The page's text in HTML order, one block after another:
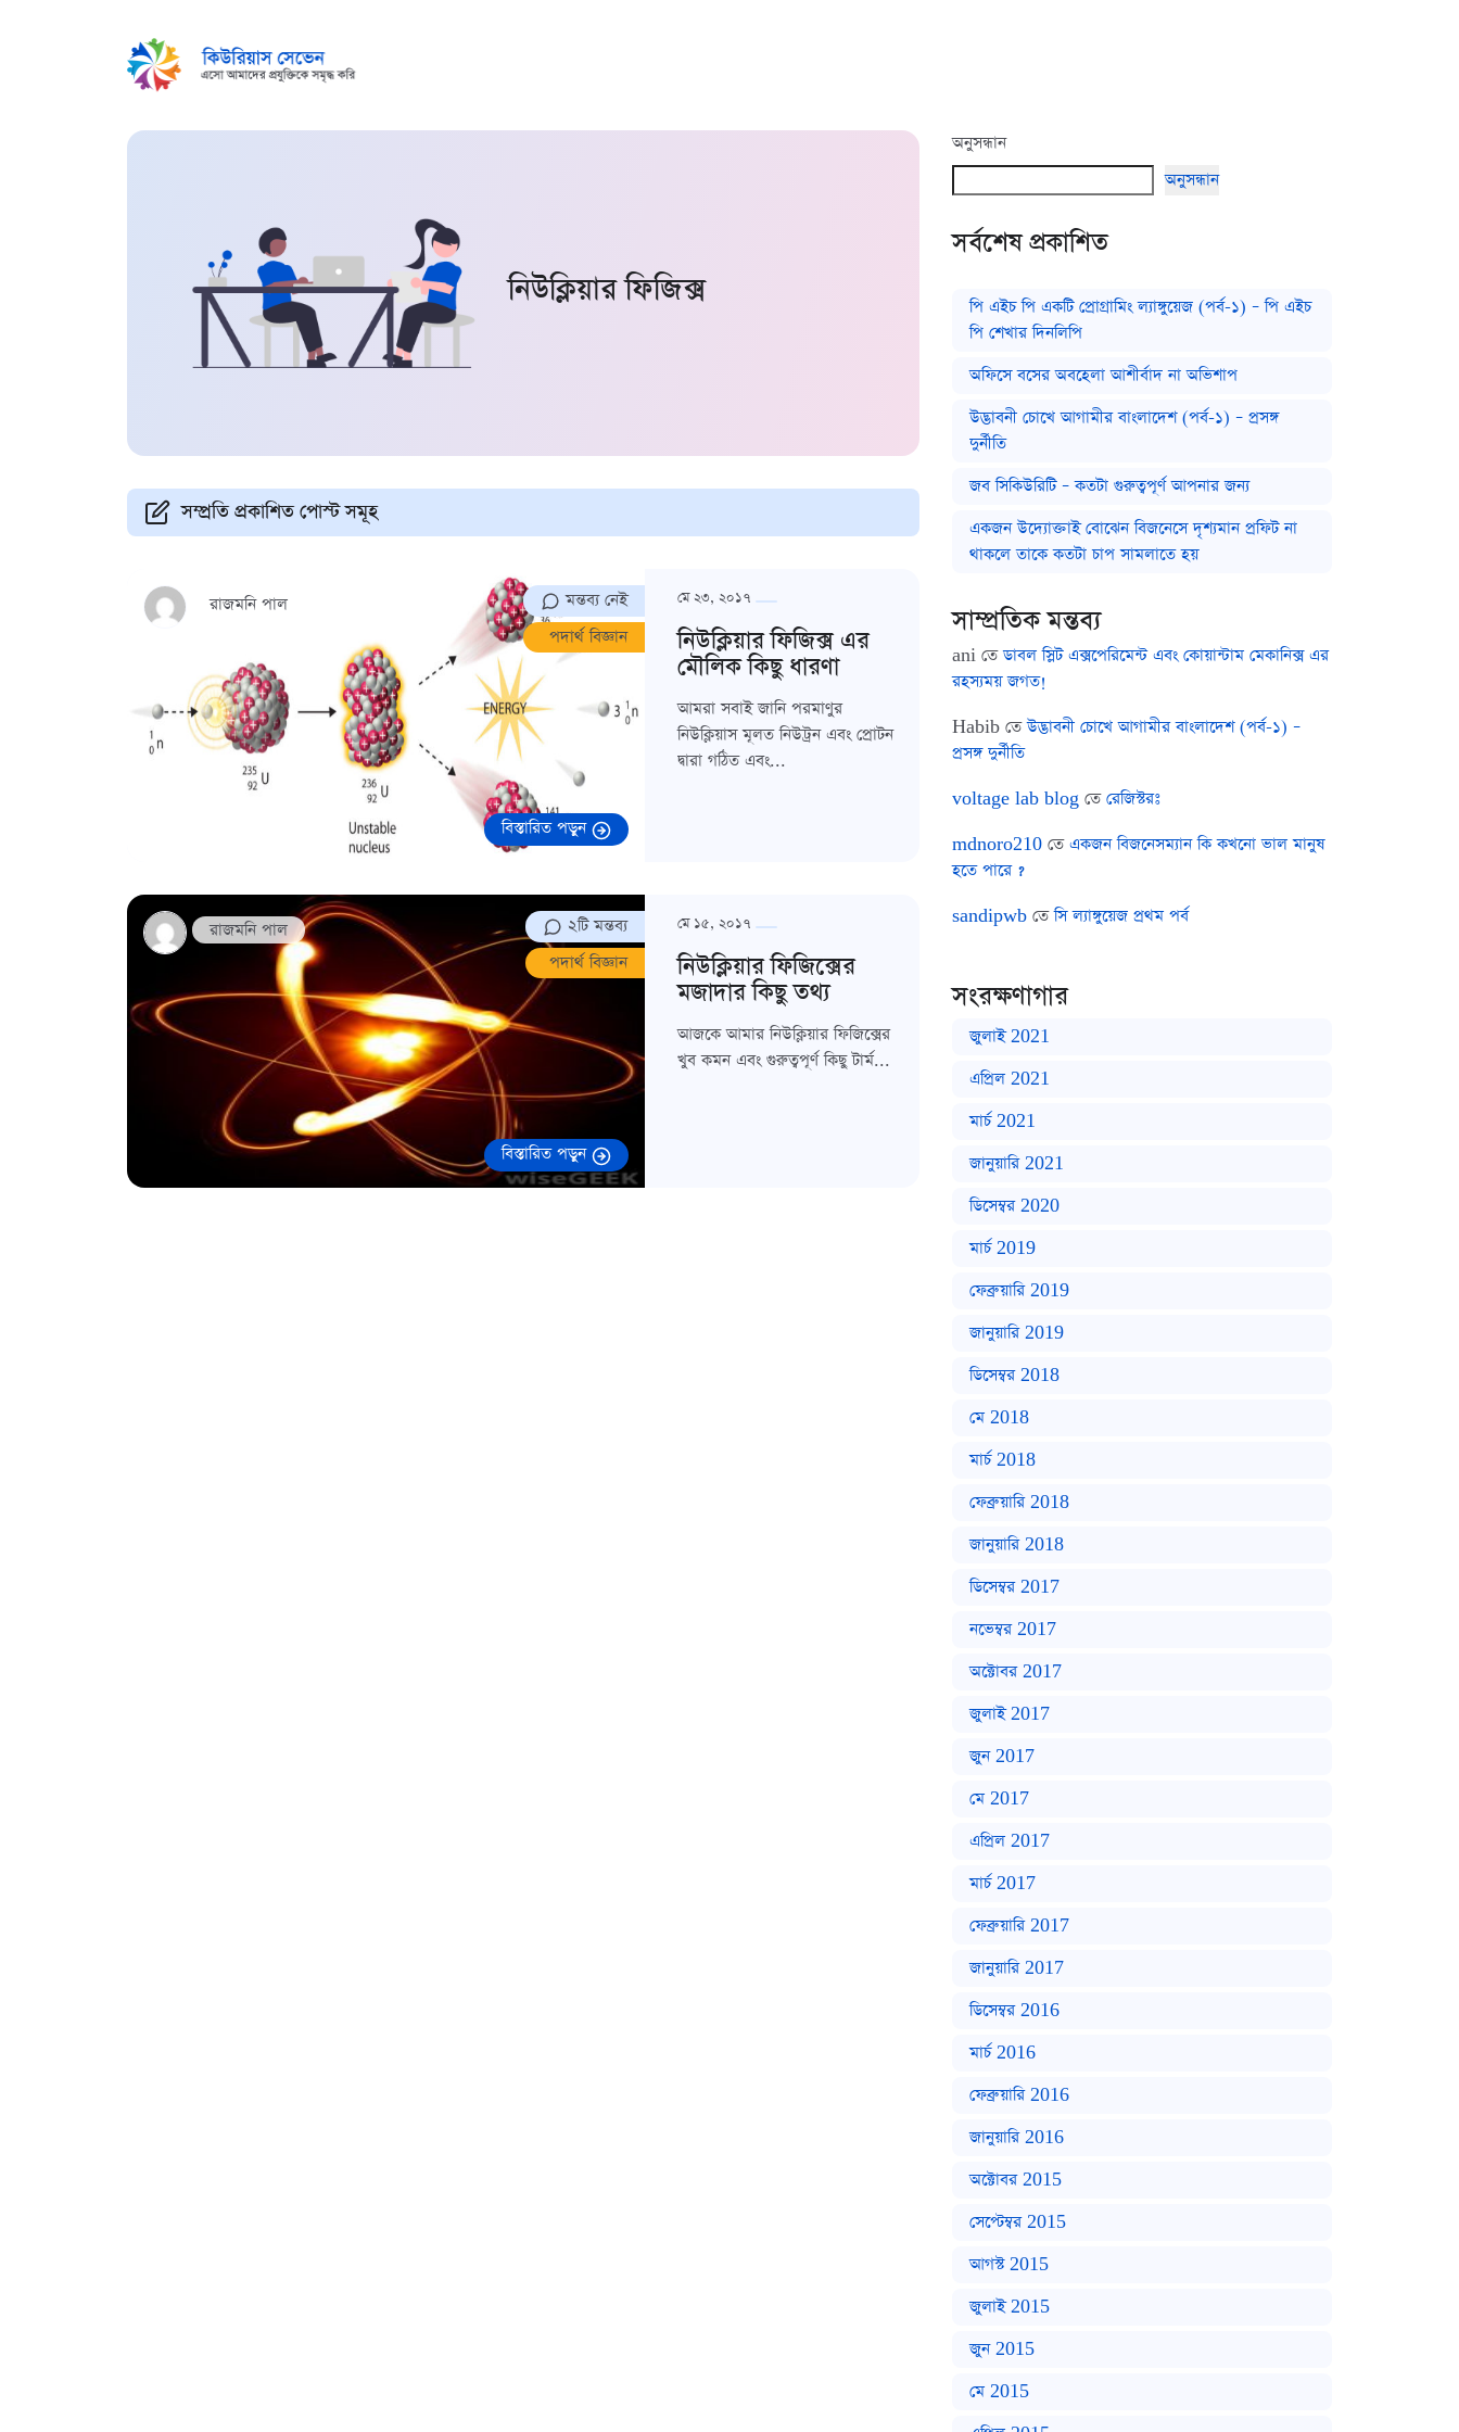
নিউক্লিয়ার ফিজিক্স
সম্প্রতি প্রকাশিত পোস্ট সমূহ
রাজমনি পাল
মন্তব্য নেই
পদার্থ বিজ্ঞান
বিস্তারিত পড়ুন
মে ২৩, ২০১৭
নিউক্লিয়ার ফিজিক্স এর
মৌলিক কিছু ধারণা
আমরা সবাই জানি পরমাণুর
নিউক্লিয়াস মূলত নিউট্রন এবং প্রোটন
দ্বারা গঠিত এবং...
রাজমনি পাল
২টি মন্তব্য
পদার্থ বিজ্ঞান
বিস্তারিত পড়ুন
মে ১৫, ২০১৭
নিউক্লিয়ার ফিজিক্সের
মজাদার কিছু তথ্য
আজকে আমার নিউক্লিয়ার ফিজিক্সের
খুব কমন এবং গুরুত্বপূর্ণ কিছু টার্ম...
অনুসন্ধান
অনুসন্ধান
সর্বশেষ প্রকাশিত
পি এইচ পি একটি প্রোগ্রামিং ল্যাঙ্গুয়েজ (পর্ব-১) – পি এইচ
পি শেখার দিনলিপি
অফিসে বসের অবহেলা আশীর্বাদ না অভিশাপ
উদ্ভাবনী চোখে আগামীর বাংলাদেশ (পর্ব-১) – প্রসঙ্গ
দুর্নীতি
জব সিকিউরিটি – কতটা গুরুত্বপূর্ণ আপনার জন্য
একজন উদ্যোক্তাই বোঝেন বিজনেসে দৃশ্যমান প্রফিট না
থাকলে তাকে কতটা চাপ সামলাতে হয়
সাম্প্রতিক মন্তব্য
ani তেডাবল স্লিট এক্সপেরিমেন্ট এবং কোয়ান্টাম মেকানিক্স এর
রহস্যময় জগত!
Habib তেউদ্ভাবনী চোখে আগামীর বাংলাদেশ (পর্ব-১) –
প্রসঙ্গ দুর্নীতি
voltage lab blog তেরেজিস্টরঃ
mdnoro210 তেএকজন বিজনেসম্যান কি কখনো ভাল মানুষ
হতে পারে ?
sandipwb তেসি ল্যাঙ্গুয়েজ প্রথম পর্ব
সংরক্ষণাগার
জুলাই 2021
এপ্রিল 2021
মার্চ 2021
জানুয়ারি 2021
ডিসেম্বর 2020
মার্চ 2019
ফেব্রুয়ারি 2019
জানুয়ারি 2019
ডিসেম্বর 2018
মে 2018
মার্চ 2018
ফেব্রুয়ারি 2018
জানুয়ারি 2018
ডিসেম্বর 2017
নভেম্বর 2017
অক্টোবর 2017
জুলাই 2017
জুন 2017
মে 2017
এপ্রিল 2017
মার্চ 2017
ফেব্রুয়ারি 2017
জানুয়ারি 2017
ডিসেম্বর 2016
মার্চ 2016
ফেব্রুয়ারি 2016
জানুয়ারি 2016
অক্টোবর 2015
সেপ্টেম্বর 2015
আগস্ট 2015
জুলাই 2015
জুন 2015
মে 2015